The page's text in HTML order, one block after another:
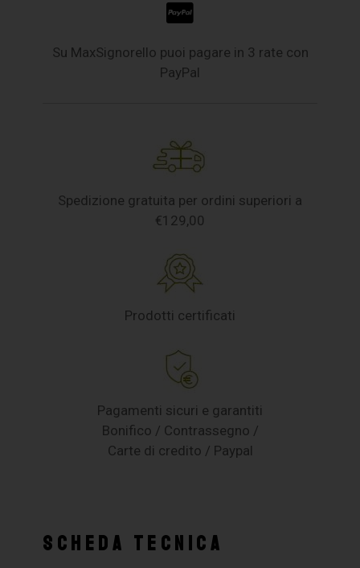
Su MaxSignorello puoi pagare in 3 rate con
PayPal
Spedizione gratuita per ordini superiori a
€129,00
Prodotti certificati
Pagamenti sicuri e garantiti
Bonifico / Contrassegno /
Carte di credito / Paypal
SCHEDA TECNICA